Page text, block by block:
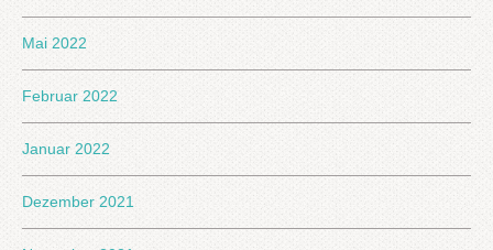
Mai 2022
Februar 2022
Januar 2022
Dezember 2021